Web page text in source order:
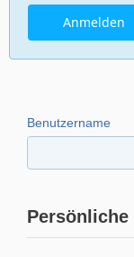
Anmelden
Benutzername